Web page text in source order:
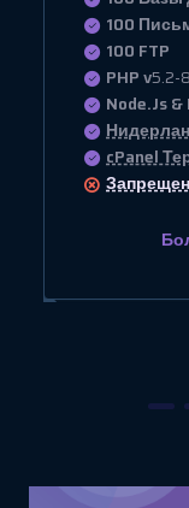
100
100 FTP
PHP v5.2-
Node.Js
cPanel